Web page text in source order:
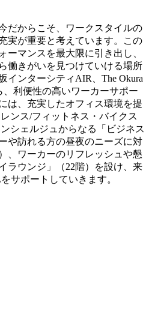
だからこそ、ワークスタイルの
実が重要と考えています。この
ーマンスを最大限に引き出し、
働きがいを見つけていける場所
インターシティAIR、The Okura
利便性の高いワーカーサポー
は、充実したオフィス環境を提
ンス/フィットネス・バイクス
シェルジュからなる「ビジネス
や訪れる方の昼夜のニーズに対
、ワーカーのリフレッシュや懇
ラウンジ」（22階）を設け、来
サポートしていきます。